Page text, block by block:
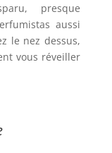
presque
aussi
le nez dessus,
vous réveiller